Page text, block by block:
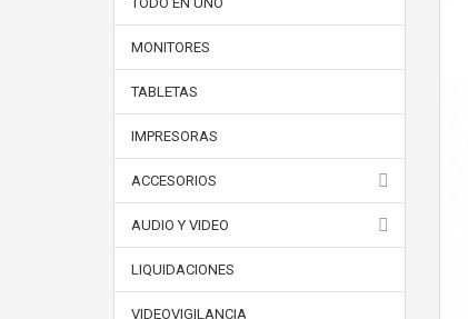
MONITORES
TABLETAS
IMPRESORAS
ACCESORIOS
AUDIO Y VIDEO
LIQUIDACIONES
VIDEOVIGILANCIA